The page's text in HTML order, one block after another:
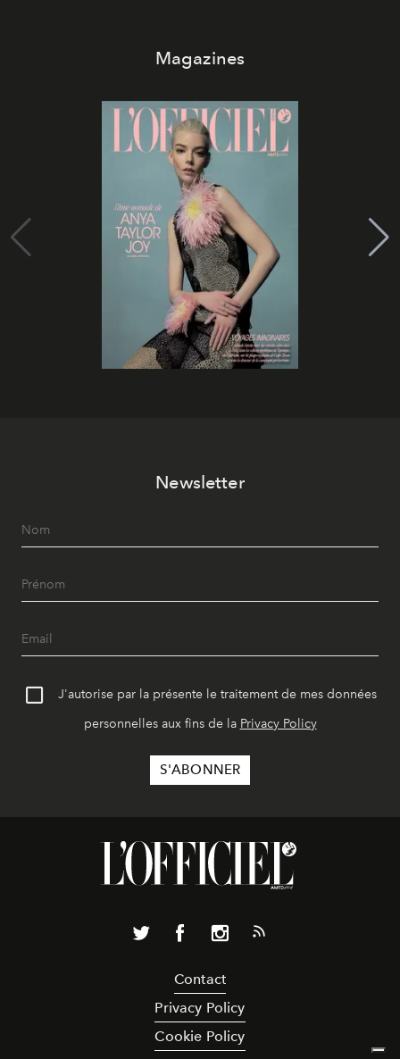
Magazines
Newsletter
J'autorise par la présente le traitement de mes données
personnelles aux fins de la Privacy Policy
Contact
Privacy Policy
Cookie Policy